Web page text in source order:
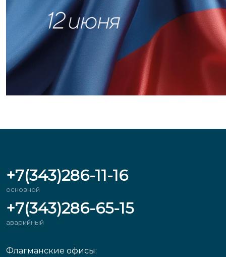
+7(343)286-11-16
основной
+7(343)286-65-15
аварийный
Флагманские офисы: